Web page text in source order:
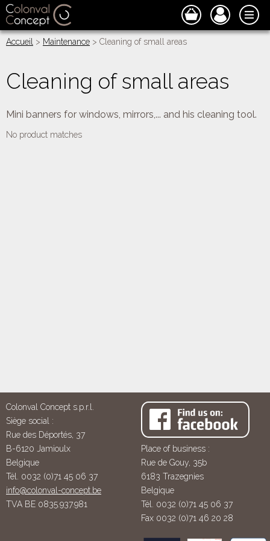
Accueil > Maintenance > Cleaning of small areas
Cleaning of small areas
Mini banners for windows, mirrors,... and his cleaning tool.
No product matches
Colonval Concept s.p.r.l.
Siège social :
Rue des Déportés, 37
B-6120 Jamioulx
Belgique
Tél. 0032 (0)71 45 06 37
info@colonval-concept.be
TVA BE 0835.937.981
Place of business :
Rue de Gouy, 35b
6183 Trazegnies
Belgique
Tél. 0032 (0)71 45 06 37
Fax 0032 (0)71 46 20 28